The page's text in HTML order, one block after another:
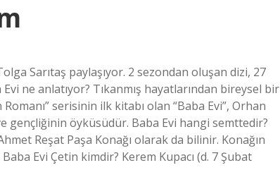
Sarıtaş paylaşıyor. 2 sezondan oluşan dizi, 27
ne anlatıyor? Tıkanmış hayatlarından bireysel bir
Romanı” serisinin ilk kitabı olan “Baba Evi”, Orhan
gençliğinin öyküsüdür. Baba Evi hangi semttedir?
Reşat Paşa Konağı olarak da bilinir. Konağın
Baba Evi Çetin kimdir? Kerem Kupacı (d. 7 Şubat